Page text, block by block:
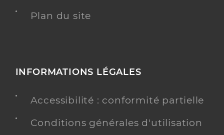
Plan du site
INFORMATIONS LÉGALES
Accessibilité : conformité partielle
Conditions générales d'utilisation